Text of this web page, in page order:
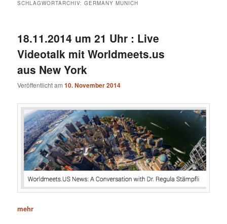
SCHLAGWORTARCHIV:GERMANY MUNICH
18.11.2014 um 21 Uhr : Live
Videotalk mit Worldmeets.us
aus New York
Veröffentlicht am10. November 2014
mehr